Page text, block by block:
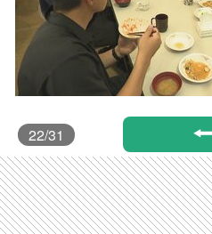
22/31